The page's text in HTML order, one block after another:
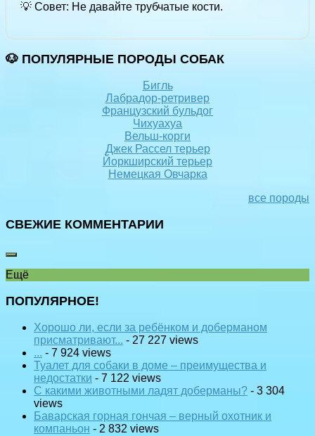
💡 Совет: Не давайте трубчатые кости.
🐶 ПОПУЛЯРНЫЕ ПОРОДЫ СОБАК
Бигль
Лабрадор-ретривер
Французский бульдог
Чихуахуа
Вельш-корги
Джек Рассел терьер
Йоркширский терьер
Немецкая Овчарка
все породы
СВЕЖИЕ КОММЕНТАРИИ
Ещё
ПОПУЛЯРНОЕ!
Хорошо ли, если за ребёнком и доберманом
присматривают... - 27 227 views
... - 7 924 views
Туалет для собаки в доме – преимущества и
недостатки - 7 122 views
С какими животными ладят доберманы? - 3 304
views
Баварская горная гончая – верный охотник и
компаньон - 2 832 views